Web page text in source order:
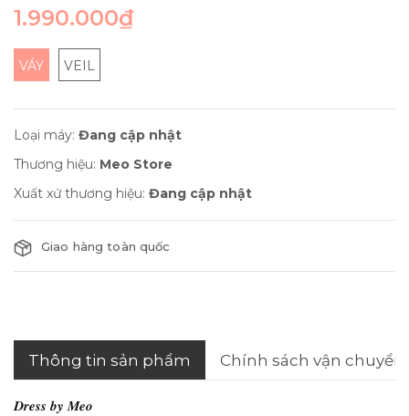
1.990.000₫
VÁY VEIL
Loại máy: Đang cập nhật
Thương hiệu: Meo Store
Xuất xứ thương hiệu: Đang cập nhật
Giao hàng toàn quốc
Thông tin sản phẩm Chính sách vận chuyển
𝑫𝒓𝒆𝒔𝒔 𝒃𝒚 𝑴𝒆𝒐